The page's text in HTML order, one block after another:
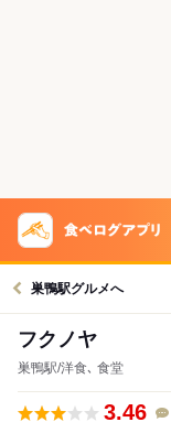
巣鴨駅グルメへ
フクノヤ
巣鴨駅/洋食､ 食堂
3.46